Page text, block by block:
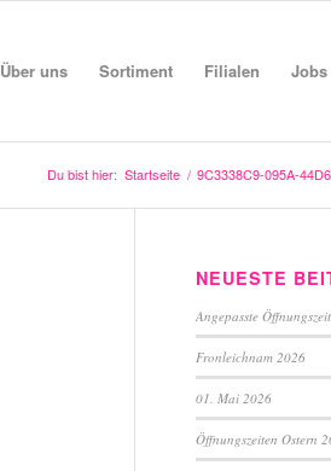
Über uns Sortiment Filialen Jobs
Du bist hier: Startseite / 9C3338C9-095A-
NEUESTE
Angepasste
Fronleichnam 2026
01. Mai 2026
Öffnungszeiten Ostern